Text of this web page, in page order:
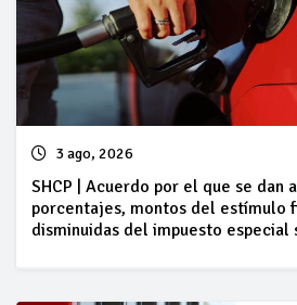
3 ago, 2026
SHCP | Acuerdo por el que se dan
porcentajes, montos del estímulo
disminuidas del impuesto especial
combustibles que se indican del